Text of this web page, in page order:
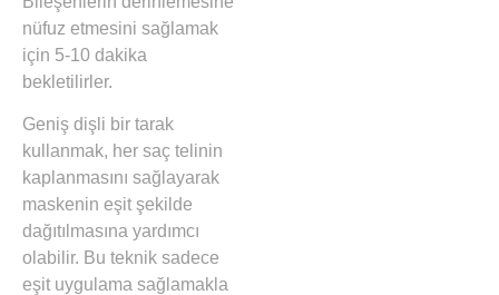
nüfuz etmesini sağlamak
için 5-10 dakika
bekletilirler.
Geniş dişli bir tarak
kullanmak, her saç telinin
kaplanmasını sağlayarak
maskenin eşit şekilde
dağıtılmasına yardımcı
olabilir. Bu teknik sadece
eşit uygulama sağlamakla